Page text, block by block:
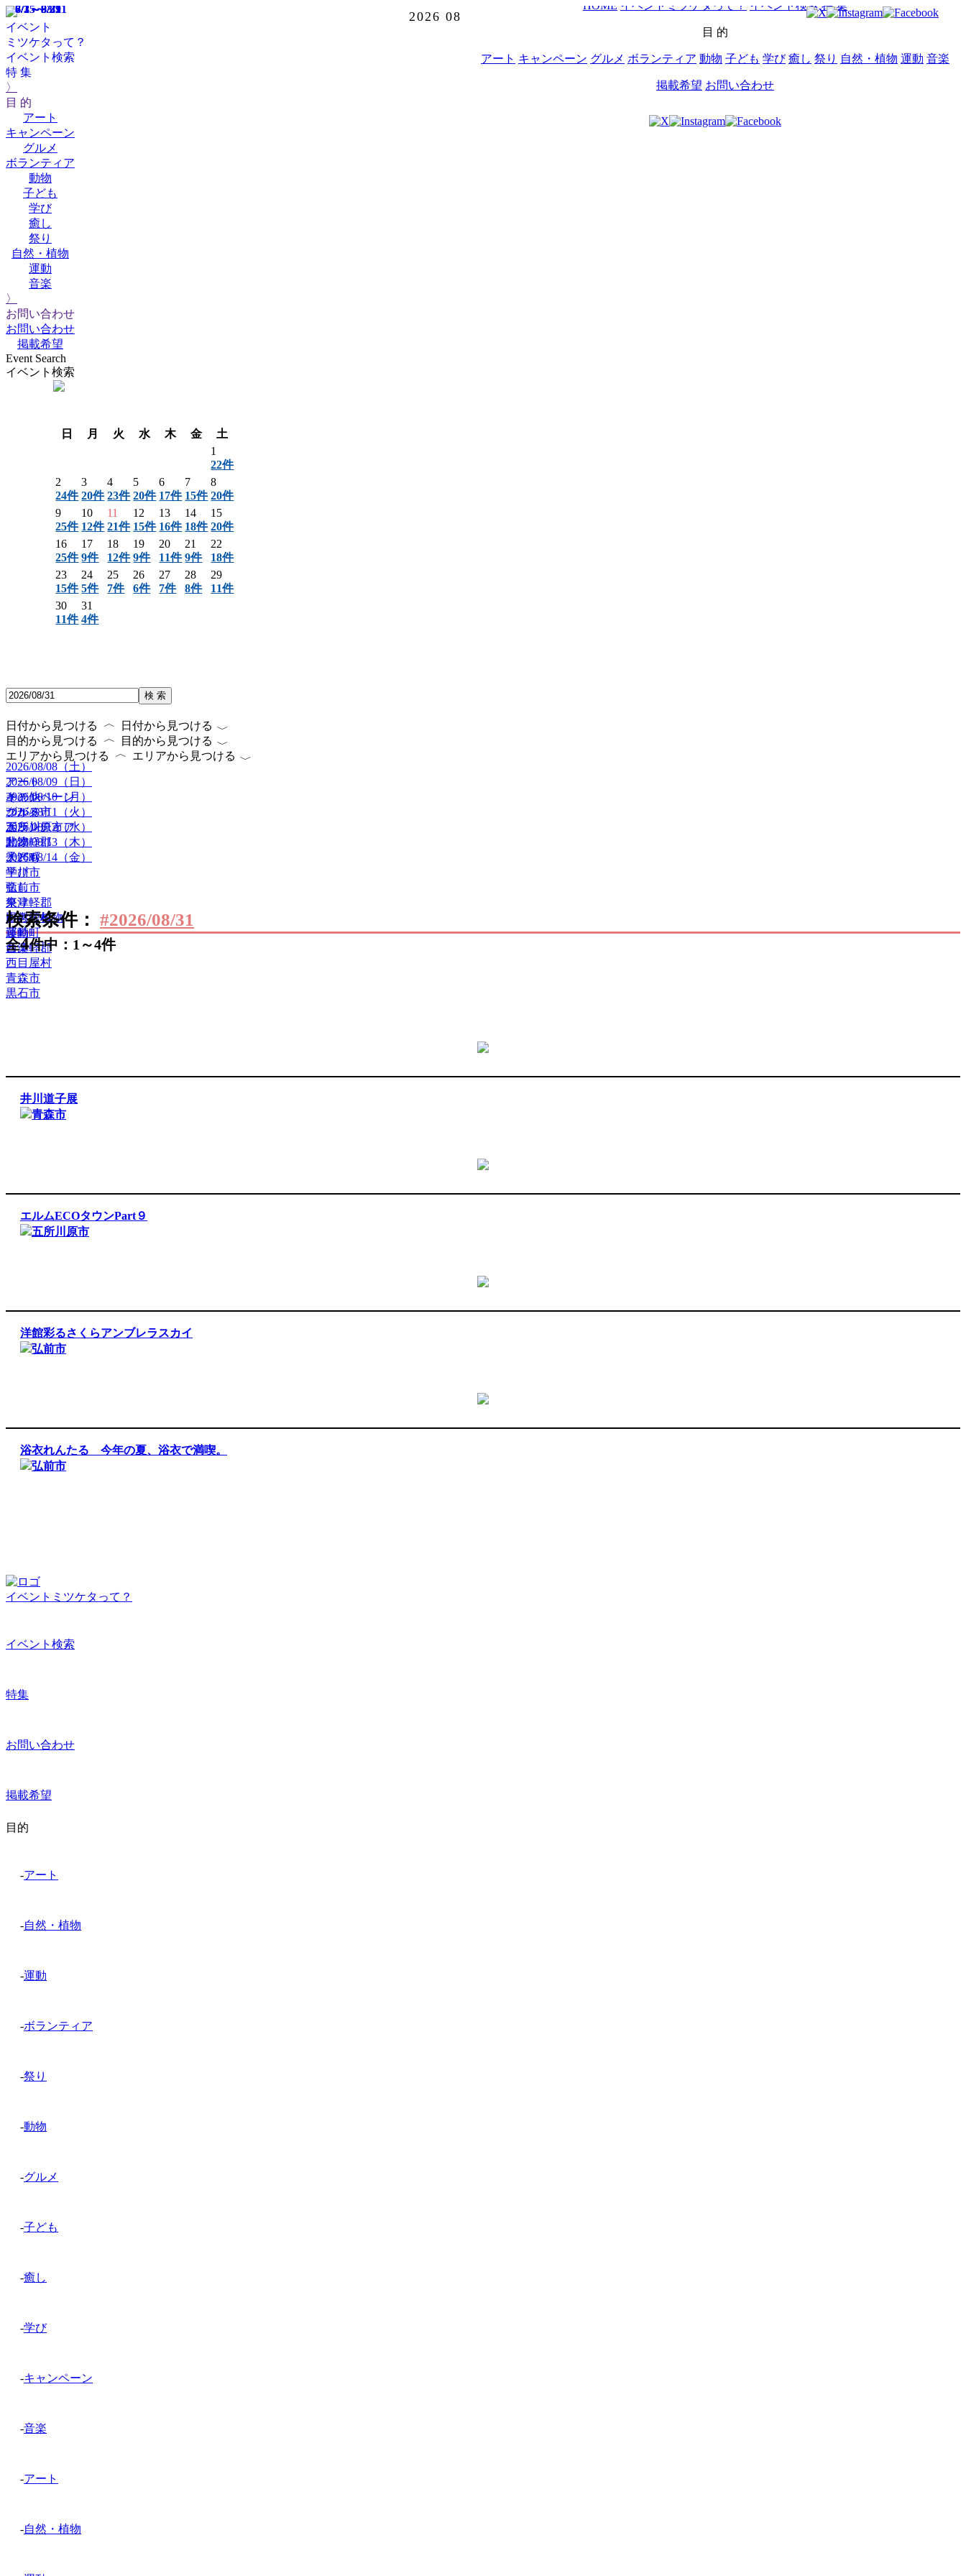
イベント
ミツケタって？
イベント検索
特 集
〉
目 的
アート
キャンペーン
グルメ
ボランティア
動物
子ども
学び
癒し
祭り
自然・植物
運動
音楽
〉
お問い合わせ
お問い合わせ
掲載希望
HOME イベントミツケタって？ イベント検索 特 集
目 的
アート キャンペーン グルメ ボランティア 動物 子ども 学び 癒し 祭り 自然・植物 運動 音楽
掲載希望 お問い合わせ
Event Search
イベント検索
2026 08
日
月 火 水 木 金
土
1
22件
2
24件
3
20件
4
23件
5
20件
6
17件
7
15件
8
20件
9
25件
10
12件
11
21件
12
15件
13
16件
14
18件
15
20件
16
25件
17
9件
18
12件
19
9件
20
11件
21
9件
22
18件
23
15件
24
5件
25
7件
26
6件
27
7件
28
8件
29
11件
30
11件
31
4件
検 索
日付から見つける 〈 日付から見つける 〈
2026/08/08（土）
2026/08/09（日）
2026/08/10（月）
2026/08/11（火）
2026/08/12（水）
2026/08/13（木）
2026/08/14（金）
目的から見つける 〈 目的から見つける 〈
アート
キャンペーン
グルメ
ボランティア
動物
子ども
学び
癒し
祭り
自然・植物
運動
音楽
エリアから見つける 〈 エリアから見つける 〈
その他
つがる市
五所川原市
北津軽郡
大鰐町
平川市
弘前市
東津軽郡
田舎館村
藤崎町
西津軽郡
西目屋村
青森市
黒石市
検索条件： #2026/08/31
全4件中：1～4件
8/3～9/29
井川道子展
青森市
7/25～3/21
エルムECOタウンPart９
五所川原市
7/1～8/31
洋館彩るさくらアンブレラスカイ
弘前市
6/1～8/31
浴衣れんたる 今年の夏、浴衣で満喫。
弘前市
イベントミツケタって？
イベント検索
特集
お問い合わせ
掲載希望
目的
-アート
-自然・植物
-運動
-ボランティア
-祭り
-動物
-グルメ
-子ども
-癒し
-学び
-キャンペーン
-音楽
-アート
-自然・植物